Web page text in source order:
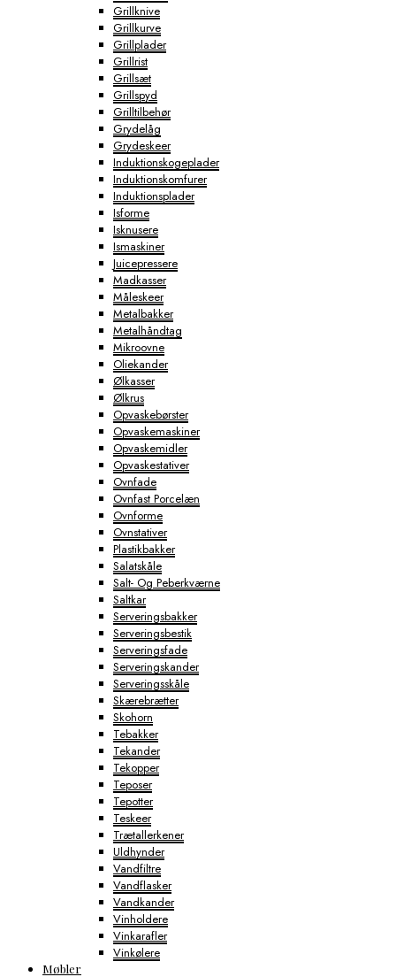
Grillknive
Grillkurve
Grillplader
Grillrist
Grillsæt
Grillspyd
Grilltilbehør
Grydelåg
Grydeskeer
Induktionskogeplader
Induktionskomfurer
Induktionsplader
Isforme
Isknusere
Ismaskiner
Juicepressere
Madkasser
Måleskeer
Metalbakker
Metalhåndtag
Mikroovne
Oliekander
Ølkasser
Ølkrus
Opvaskebørster
Opvaskemaskiner
Opvaskemidler
Opvaskestativer
Ovnfade
Ovnfast Porcelæn
Ovnforme
Ovnstativer
Plastikbakker
Salatskåle
Salt- Og Peberkværne
Saltkar
Serveringsbakker
Serveringsbestik
Serveringsfade
Serveringskander
Serveringsskåle
Skærebrætter
Skohorn
Tebakker
Tekander
Tekopper
Teposer
Tepotter
Teskeer
Trætallerkener
Uldhynder
Vandfiltre
Vandflasker
Vandkander
Vinholdere
Vinkarafler
Vinkølere
Møbler